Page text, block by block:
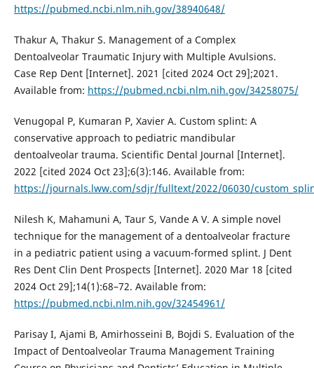
https://pubmed.ncbi.nlm.nih.gov/38940648/
Thakur A, Thakur S. Management of a Complex
Dentoalveolar Traumatic Injury with Multiple Avulsions.
Case Rep Dent [Internet]. 2021 [cited 2024 Oct 29];2021.
Available from: https://pubmed.ncbi.nlm.nih.gov/34258075/
Venugopal P, Kumaran P, Xavier A. Custom splint: A
conservative approach to pediatric mandibular
dentoalveolar trauma. Scientific Dental Journal [Internet].
2022 [cited 2024 Oct 23];6(3):146. Available from:
https://journals.lww.com/sdjr/fulltext/2022/06030/
Nilesh K, Mahamuni A, Taur S, Vande A V. A simple novel
technique for the management of a dentoalveolar fracture
in a pediatric patient using a vacuum-formed splint. J Dent
Res Dent Clin Dent Prospects [Internet]. 2020 Mar 18 [cited
2024 Oct 29];14(1):68–72. Available from:
https://pubmed.ncbi.nlm.nih.gov/32454961/
Parisay I, Ajami B, Amirhosseini B, Bojdi S. Evaluation of the
Impact of Dentoalveolar Trauma Management Training